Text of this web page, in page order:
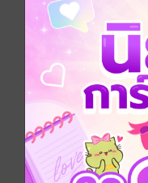
และให้ความรู้ สอนค
ขนาด 18.5x26x1.5
ประเภทไฟล์
วันที่วางขาย
ความยาว
ราคาปก